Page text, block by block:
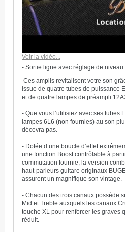
Voir la vidéo...
- Sortie ligne avec réglage de
Ces amplis revitalisent votre son
issue de quatre tubes de puissance
et de quatre lampes de préampli
- Que vous l’utilisiez avec ses tubes
lampes 6L6 (non fournies) au son
décevra pas.
- Dotée d’une boucle d’effet
une fonction Boost contrôlable à
commutation fournie, la version
haut-parleurs guitare originaux
assurent un magnifique son vintage.
- Chacun des trois canaux possède
Mid et Treble auxquels les canaux
touche XL pour renforcer les graves
réduit.